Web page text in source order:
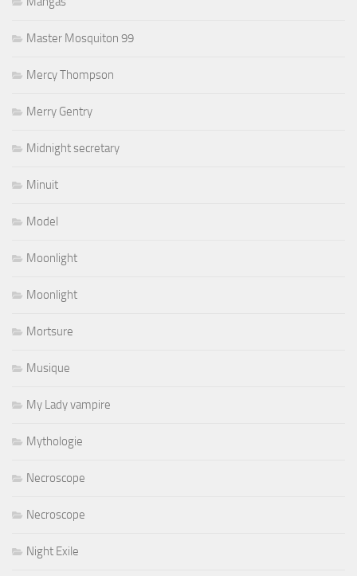
Master Mosquiton 99
Mercy Thompson
Merry Gentry
Midnight secretary
Minuit
Model
Moonlight
Moonlight
Mortsure
Musique
My Lady vampire
Mythologie
Necroscope
Necroscope
Night Exile